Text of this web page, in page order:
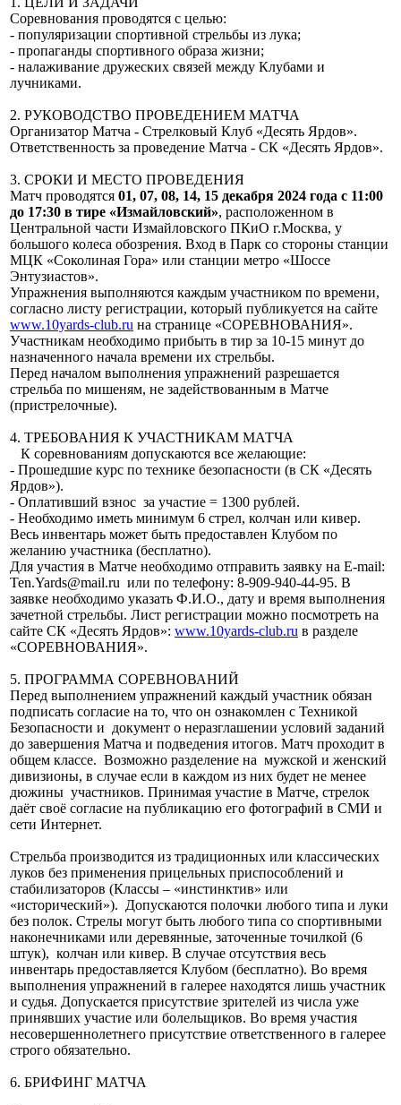
Соревнования проводятся с целью:
- популяризации спортивной стрельбы из лука;
- пропаганды спортивного образа жизни;
- налаживание дружеских связей между Клубами и
лучниками.
2. РУКОВОДСТВО ПРОВЕДЕНИЕМ МАТЧА
Организатор Матча - Стрелковый Клуб «Десять Ярдов».
Ответственность за проведение Матча - СК «Десять Ярдов».
3. СРОКИ И МЕСТО ПРОВЕДЕНИЯ
Матч проводятся 01, 07, 08, 14, 15 декабря 2024 года с 11:00
до 17:30 в тире «Измайловский», расположенном в
Центральной части Измайловского ПКиО г.Москва, у
большого колеса обозрения. Вход в Парк со стороны станции
МЦК «Соколиная Гора» или станции метро «Шоссе
Энтузиастов».
Упражнения выполняются каждым участником по времени,
согласно листу регистрации, который публикуется на сайте
www.10yards-club.ru на странице «СОРЕВНОВАНИЯ».
Участникам необходимо прибыть в тир за 10-15 минут до
назначенного начала времени их стрельбы.
Перед началом выполнения упражнений разрешается
стрельба по мишеням, не задействованным в Матче
(пристрелочные).
4. ТРЕБОВАНИЯ К УЧАСТНИКАМ МАТЧА
К соревнованиям допускаются все желающие:
- Прошедшие курс по технике безопасности (в СК «Десять
Ярдов»).
- Оплативший взнос за участие = 1300 рублей.
- Необходимо иметь минимум 6 стрел, колчан или кивер.
Весь инвентарь может быть предоставлен Клубом по
желанию участника (бесплатно).
Для участия в Матче необходимо отправить заявку на E-mail:
Ten.Yards@mail.ru или по телефону: 8-909-940-44-95. В
заявке необходимо указать Ф.И.О., дату и время выполнения
зачетной стрельбы. Лист регистрации можно посмотреть на
сайте СК «Десять Ярдов»: www.10yards-club.ru в разделе
«СОРЕВНОВАНИЯ».
5. ПРОГРАММА СОРЕВНОВАНИЙ
Перед выполнением упражнений каждый участник обязан
подписать согласие на то, что он ознакомлен с Техникой
Безопасности и документ о неразглашении условий заданий
до завершения Матча и подведения итогов. Матч проходит в
общем классе. Возможно разделение на мужской и женский
дивизионы, в случае если в каждом из них будет не менее
дюжины участников. Принимая участие в Матче, стрелок
даёт своё согласие на публикацию его фотографий в СМИ и
сети Интернет.
Стрельба производится из традиционных или классических
луков без применения прицельных приспособлений и
стабилизаторов (Классы – «инстинктив» или
«исторический»). Допускаются полочки любого типа и луки
без полок. Стрелы могут быть любого типа со спортивными
наконечниками или деревянные, заточенные точилкой (6
штук), колчан или кивер. В случае отсутствия весь
инвентарь предоставляется Клубом (бесплатно). Во время
выполнения упражнений в галерее находятся лишь участник
и судья. Допускается присутствие зрителей из числа уже
принявших участие или болельщиков. Во время участия
несовершеннолетнего присутствие ответственного в галерее
строго обязательно.
6. БРИФИНГ МАТЧА